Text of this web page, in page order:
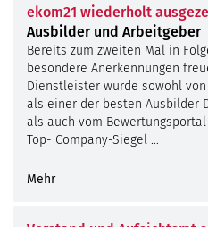
ekom21 wiederholt
Ausbilder und Arbeitgeber
Bereits zum zweiten Mal in
besondere Anerkennungen
Dienstleister wurde sowohl
als einer der besten Ausbilder
als auch vom
Top- Company-Siegel …
Mehr